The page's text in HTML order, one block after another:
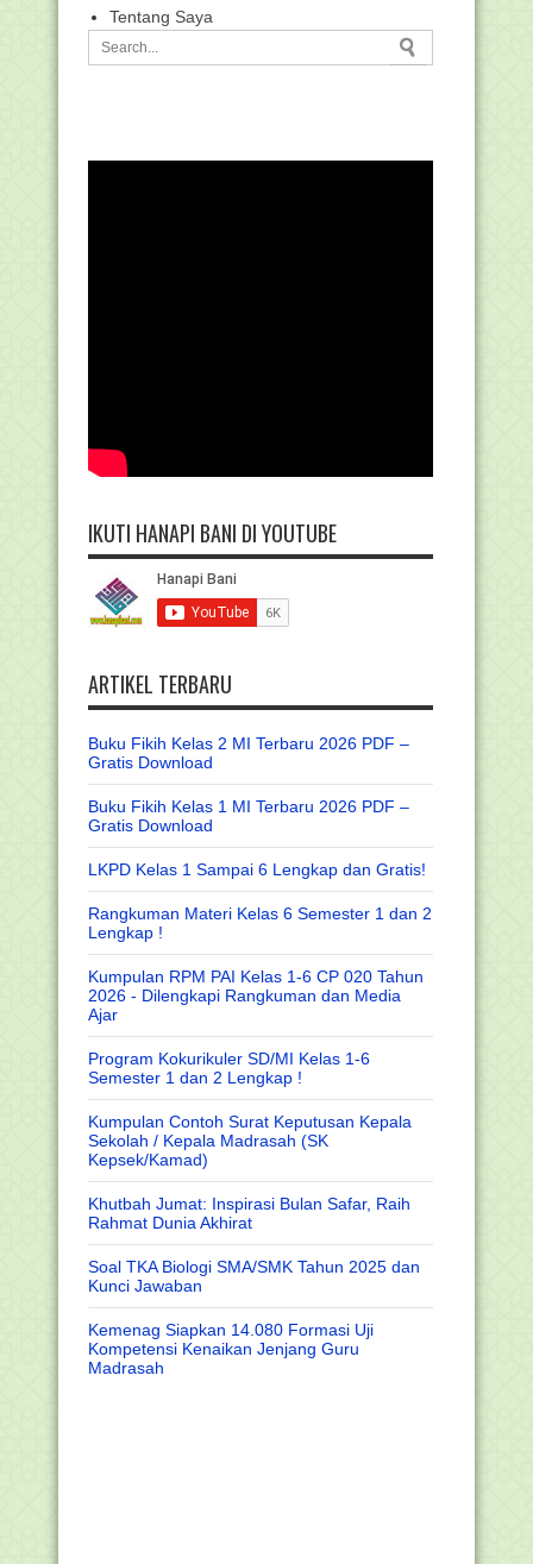
Tentang Saya
IKUTI HANAPI BANI DI YOUTUBE
ARTIKEL TERBARU
Buku Fikih Kelas 2 MI Terbaru 2026 PDF –
Gratis Download
Buku Fikih Kelas 1 MI Terbaru 2026 PDF –
Gratis Download
LKPD Kelas 1 Sampai 6 Lengkap dan Gratis!
Rangkuman Materi Kelas 6 Semester 1 dan 2
Lengkap !
Kumpulan RPM PAI Kelas 1-6 CP 020 Tahun
2026 - Dilengkapi Rangkuman dan Media
Ajar
Program Kokurikuler SD/MI Kelas 1-6
Semester 1 dan 2 Lengkap !
Kumpulan Contoh Surat Keputusan Kepala
Sekolah / Kepala Madrasah (SK
Kepsek/Kamad)
Khutbah Jumat: Inspirasi Bulan Safar, Raih
Rahmat Dunia Akhirat
Soal TKA Biologi SMA/SMK Tahun 2025 dan
Kunci Jawaban
Kemenag Siapkan 14.080 Formasi Uji
Kompetensi Kenaikan Jenjang Guru
Madrasah